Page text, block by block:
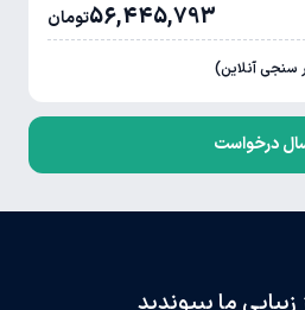
56,445,793تومان
سنجی آنلاین)
درخواست
ما بپیوندید